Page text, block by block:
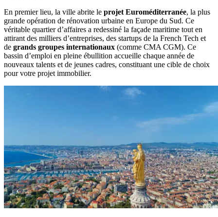
En premier lieu, la ville abrite le projet Euroméditerranée, la plus
grande opération de rénovation urbaine en Europe du Sud. Ce
véritable quartier d’affaires a redessiné la façade maritime tout en
attirant des milliers d’entreprises, des startups de la French Tech et
de grands groupes internationaux (comme CMA CGM). Ce
bassin d’emploi en pleine ébullition accueille chaque année de
nouveaux talents et de jeunes cadres, constituant une cible de choix
pour votre projet immobilier.